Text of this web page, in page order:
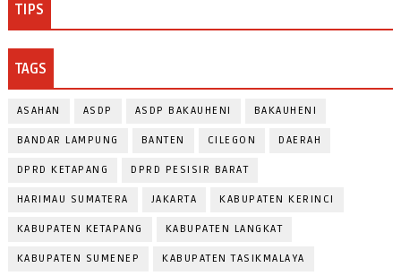
TIPS
TAGS
ASAHAN ASDP ASDP BAKAUHENI BAKAUHENI
BANDAR LAMPUNG BANTEN CILEGON DAERAH
DPRD KETAPANG DPRD PESISIR BARAT
HARIMAU SUMATERA JAKARTA KABUPATEN KERINCI
KABUPATEN KETAPANG KABUPATEN LANGKAT
KABUPATEN SUMENEP KABUPATEN TASIKMALAYA